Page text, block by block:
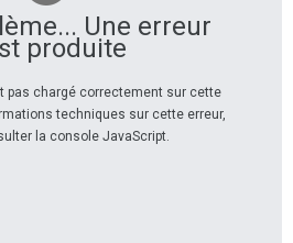
Une erreur
produite
pas chargé correctement sur cette
techniques sur cette erreur,
la console JavaScript.